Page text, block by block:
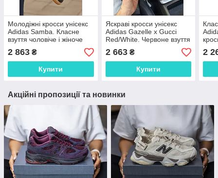
Молодіжні кросси унісекс
Adidas Samba. Класне
взуття чоловіче і жіноче
Адідас Суперстар.
2 863 ₴
Купити
Яскраві кросси унісекс
Adidas Gazelle x Gucci
Red/White. Червоне взуття
чоловіче і жіноче Адідас
Газель.
2 663₴
Купити
2
Акційні пропозиції та новинки